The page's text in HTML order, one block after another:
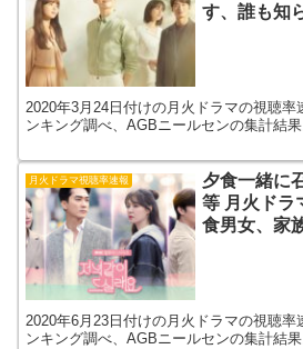
す、誰も知
2020年3月24日付けの月火ドラマの視聴率
ンキング調べ、AGBニールセンの集計結果
月火ドラマ視聴率速報
夕食一緒に
等 月火ドラ
食男女、家
2020年6月23日付けの月火ドラマの視聴率
ンキング調べ、AGBニールセンの集計結果